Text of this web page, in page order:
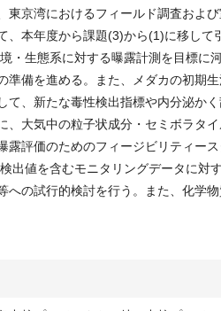
東京湾におけるフィールド調査およ
、本年度から課題(3)から(1)に移して
・生態系に対する曝露計測を目標に
準備を進める。また、メダカの初期
て、新たな毒性検出指標や内分泌か
、大気中の粒子状成分・セミボラタ
露評価のためのフィージビリティース
出値を含むモニタリングデータに対
への試行的検討を行う。また、化学